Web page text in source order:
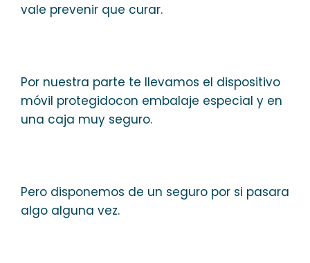
vale prevenir que curar.
Por nuestra parte te llevamos el dispositivo
móvil protegidocon embalaje especial y en
una caja muy seguro.
Pero disponemos de un seguro por si pasara
algo alguna vez.